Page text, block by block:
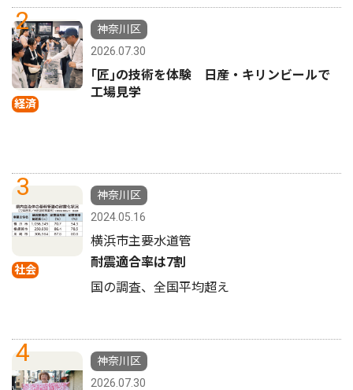
2
経済
神奈川区
2026.07.30
｢匠｣の技術を体験 日産・キリンビールで
工場見学
3
社会
神奈川区
2024.05.16
横浜市主要水道管
耐震適合率は7割
国の調査、全国平均超え
4
神奈川区
2026.07.30